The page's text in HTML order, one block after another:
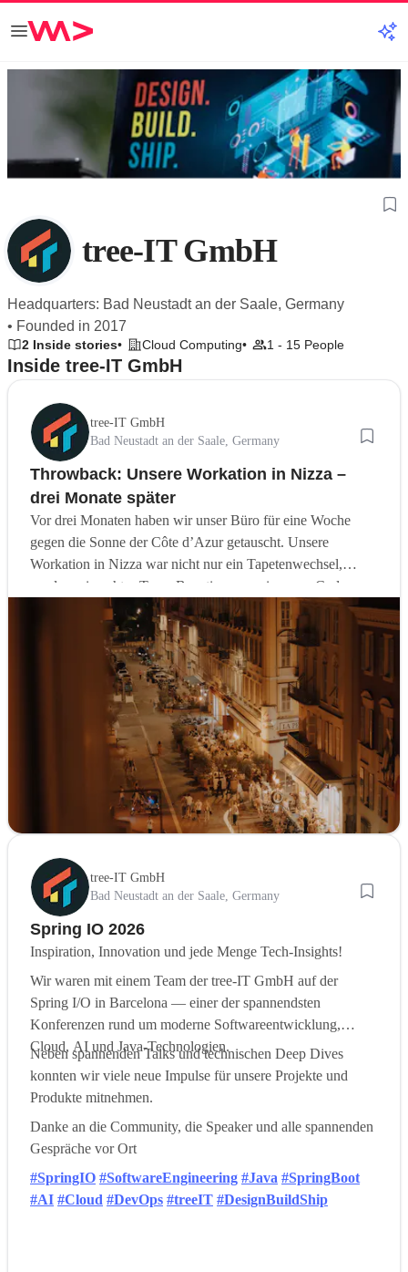
tree-IT GmbH
Headquarters: Bad Neustadt an der Saale, Germany
• Founded in 2017
2 Inside stories Cloud Computing 1 - 15 People
Inside tree-IT GmbH
tree-IT GmbH
Bad Neustadt an der Saale, Germany
Throwback: Unsere Workation in Nizza –
drei Monate später
Vor drei Monaten haben wir unser Büro für eine Woche
gegen die Sonne der Côte d’Azur getauscht. Unsere
Workation in Nizza war nicht nur ein Tapetenwechsel,
sondern ein echtes Team-Boosting: gemeinsames Coden am
Meer, neue Energie, neue Ideen und viele gute Gespräche
abseits des Alltags.
tree-IT GmbH
Bad Neustadt an der Saale, Germany
Spring IO 2026
Inspiration, Innovation und jede Menge Tech-Insights!
Wir waren mit einem Team der tree-IT GmbH auf der
Spring I/O in Barcelona — einer der spannendsten
Konferenzen rund um moderne Softwareentwicklung,
Cloud, AI und Java-Technologien.
Neben spannenden Talks und technischen Deep Dives
konnten wir viele neue Impulse für unsere Projekte und
Produkte mitnehmen.
Danke an die Community, die Speaker und alle spannenden
Gespräche vor Ort
#SpringIO #SoftwareEngineering #Java #SpringBoot
#AI #Cloud #DevOps #treeIT #DesignBuildShip